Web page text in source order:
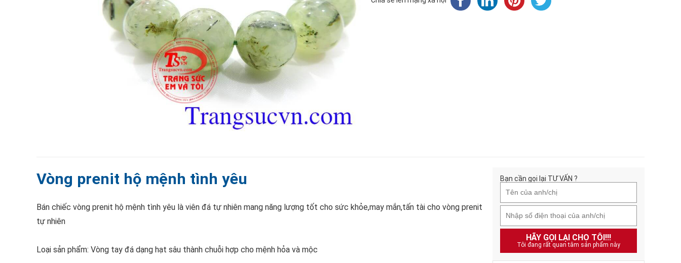
Vòng prenit hộ mệnh tình yêu
Bán chiếc vòng prenit hộ mệnh tình yêu là viên đá tự nhiên mang năng lượng tốt cho sức khỏe,may mắn,tấn tài cho vòng prenit
tự nhiên
Loại sản phẩm: Vòng tay đá dạng hạt sâu thành chuỗi hợp cho mệnh hỏa và mộc
Bạn cần gọi lại TƯ VẤN ?
HÃY GỌI LẠI CHO TÔI!!!
Tôi đang rất quan tâm sản phẩm này